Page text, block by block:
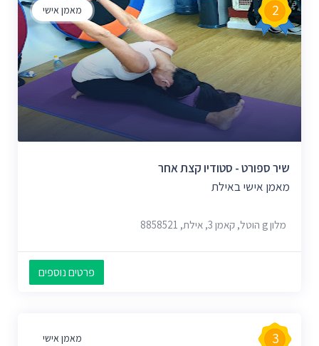
מאמן אישי 2
שיר ספורט - סטודיו קצת אחר
מאמן אישי באילת
מלון g הוטל, קאמן 3, אילת, 8858521
פרטים נוספים
מאמן אישי 3